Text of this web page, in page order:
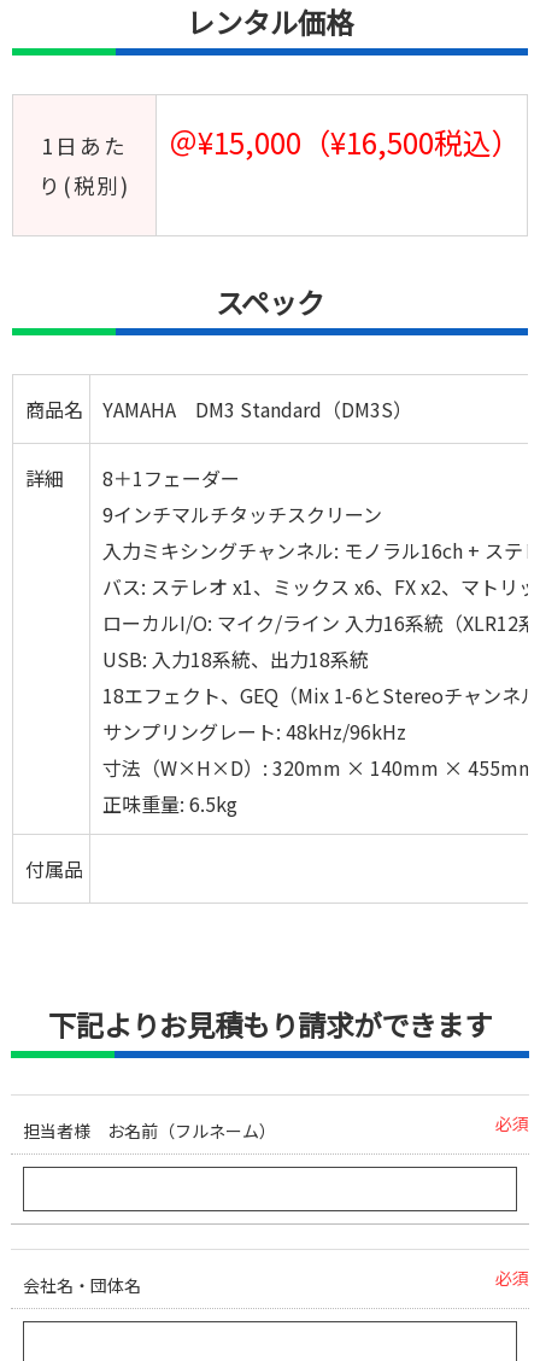
レンタル価格
1日あた
り(税別)
＠¥15,000（¥16,500税込）
スペック
商品名 YAMAHA DM3 Standard（DM3S）
詳細
8＋1フェーダー
9インチマルチタッチスクリーン
入力ミキシングチャンネル: モノラル16ch + ステ
バス: ステレオ x1、ミックス x6、FX x2、マトリ
ローカルI/O: マイク/ライン 入力16系統（XLR12
USB: 入力18系統、出力18系統
18エフェクト、GEQ（Mix 1-6とStereoチャンネ
サンプリングレート: 48kHz/96kHz
寸法（W×H×D）: 320mm × 140mm × 455mm
正味重量: 6.5kg
付属品
下記よりお見積もり請求ができます
担当者様 お名前（フルネーム） 必須
会社名・団体名 必須